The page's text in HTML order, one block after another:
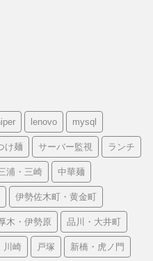
lenovo mysql
け麺 サーバー監視 ランチ
浦・三崎 中華麺
伊勢佐木町・黄金町
木・伊勢原 品川・大井町
川崎 戸塚 新橋・虎ノ門